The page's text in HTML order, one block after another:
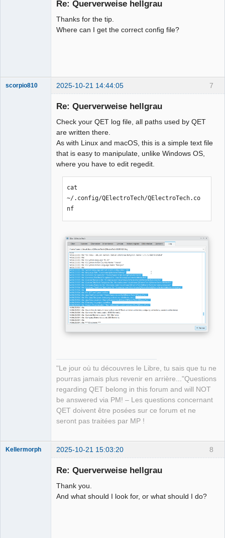
Re: Querverweise hellgrau
Thanks for the tip.
Where can I get the correct config file?
7
scorpio810 2025-10-21 14:44:05
Re: Querverweise hellgrau
Check your QET log file, all paths used by QET
are written there.
As with Linux and macOS, this is a simple text file
that is easy to manipulate, unlike Windows OS,
where you have to edit regedit.
cat
~/.config/QElectroTech/QElectroTech.co
nf
"Le jour où tu découvres le Libre, tu sais que tu ne
pourras jamais plus revenir en arrière..."Questions
regarding QET belong in this forum and will NOT
be answered via PM! – Les questions concernant
QET doivent être posées sur ce forum et ne
seront pas traitées par MP !
8
Kellermorph 2025-10-21 15:03:20
Re: Querverweise hellgrau
Thank you.
And what should I look for, or what should I do?